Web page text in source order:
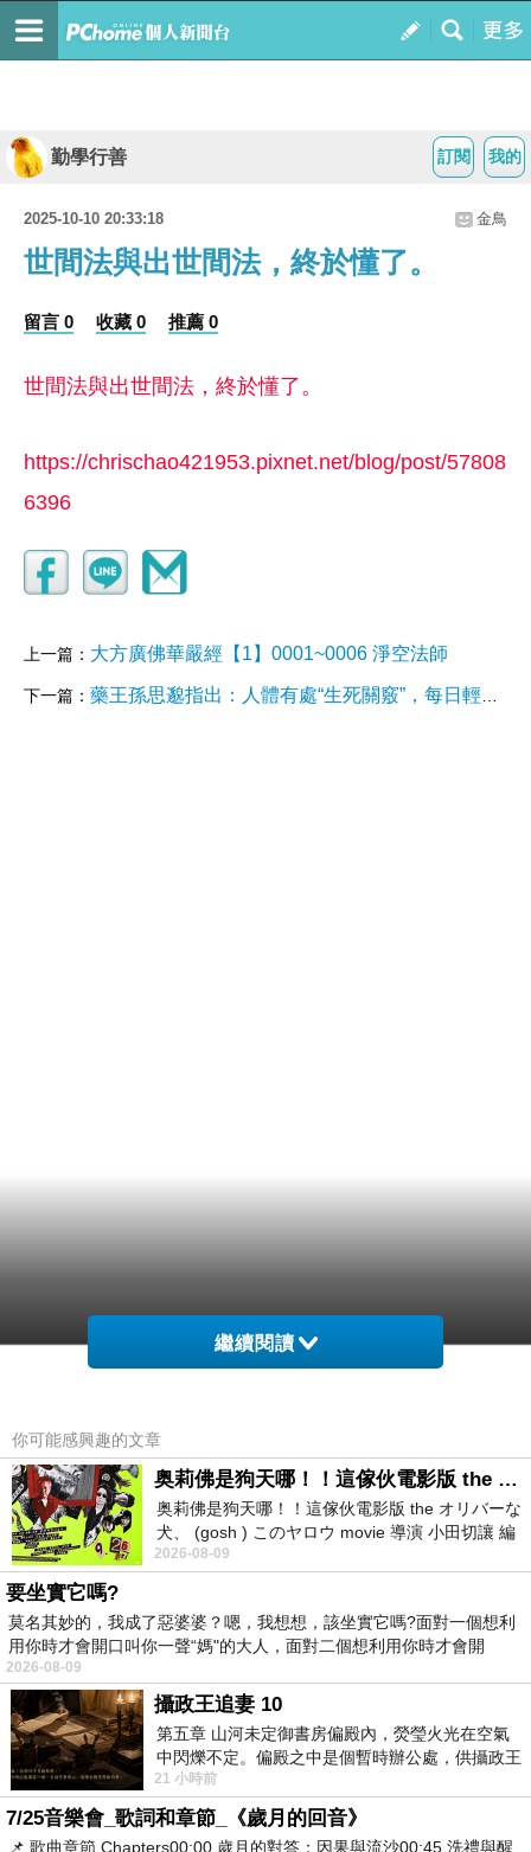
我的
訂閱
勤學行善
2025-10-10 20:33:18 金鳥
世間法與出世間法，終於懂了。
留言 0 收藏 0 推薦 0
世間法與出世間法，終於懂了。
https://chrischao421953.pixnet.net/blog/post/57808
6396
上一篇： 大方廣佛華嚴經【1】0001~0006 淨空法師
下一篇： 藥王孫思邈指出：人體有處“生死關竅”，每日輕敲三下，可通全身氣脈
繼續閱讀
你可能感興趣的文章
奥莉佛是狗天哪！！這傢伙電影版 the オリバーな犬、 (gosh ) このヤロウ movie
奥莉佛是狗天哪！！這傢伙電影版 the オリバーな
犬、 (gosh ) このヤロウ movie 導演 小田切讓 編
劇: 小田切讓 主演: 小田切讓
2026-08-09
要坐實它嗎?
莫名其妙的，我成了惡婆婆？嗯，我想想，該坐實它嗎?面對一個想利
用你時才會開口叫你一聲“媽"的大人，面對二個想利用你時才會開
2026-08-09
攝政王追妻 10
第五章 山河未定御書房偏殿內，熒瑩火光在空氣
中閃爍不定。偏殿之中是個暫時辦公處，供攝政王
於皇宮內廷裡處理公務已然很多年。房內
21 小時前
7/25音樂會_歌詞和章節_《歲月的回音》
📌 歌曲章節 Chapters00:00​ 歲月的對答：因果與流沙00:45​ 洗禮與醒